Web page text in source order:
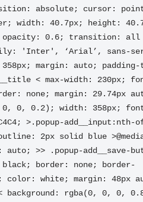
absolute; cursor:
width: 40.7px; height:
opacity: 0.6; transition: all
'Inter', ‘Arial’, sans-
margin: auto; padding-
< max-width: 230px;
none; margin: 29.74px
0, 0, 0.2); width: 358px;
>.popup-add__input:nth-
2px solid blue
>> .popup-add__save-
border: none; border-
color: white; margin: 48px
background: rgba(0, 0, 0,